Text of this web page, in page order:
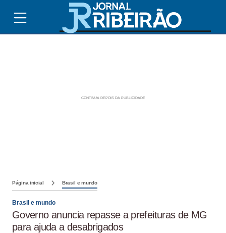
Página inicial Brasil e mundo
Brasil e mundo
Governo anuncia repasse a prefeituras de MG
para ajuda a desabrigados